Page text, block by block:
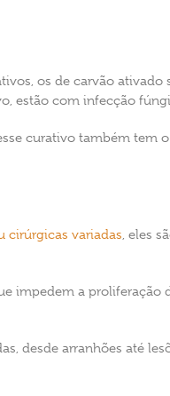
os de carvão
estão com infecção
curativo também tem
cirúrgicas variadas, eles
impedem a
desde arranhões até